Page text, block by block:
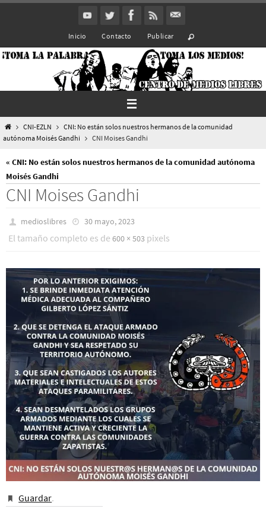
Inicio Contacto Publicar
InicioCNI-EZLN
CNI: No están solos nuestros hermanos de la comunidad
autónoma Moisés Gandhi
CNI Moises Gandhi
« CNI: No están solos nuestros hermanos de la comunidad autónoma
Moisés Gandhi
CNI Moises Gandhi
medioslibres 30 mayo, 2023
El tamaño completo es de 600 × 503 pixels
Guardar.